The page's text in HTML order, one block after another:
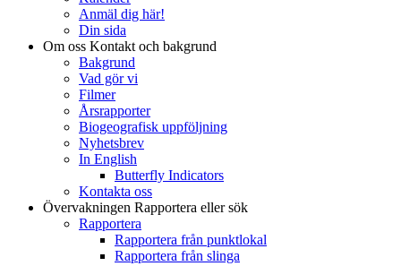
Anmäl dig här!
Din sida
Om oss Kontakt och bakgrund
Bakgrund
Vad gör vi
Filmer
Årsrapporter
Biogeografisk uppföljning
Nyhetsbrev
In English
Butterfly Indicators
Kontakta oss
Övervakningen Rapportera eller sök
Rapportera
Rapportera från punktlokal
Rapportera från slinga